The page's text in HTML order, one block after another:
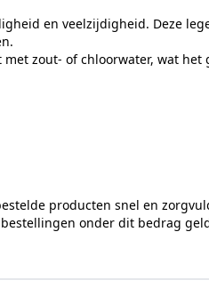
met sleutelgat
en veelzijdigheid. Deze
zout- of chloorwater, wat het
producten snel en
onder dit bedrag